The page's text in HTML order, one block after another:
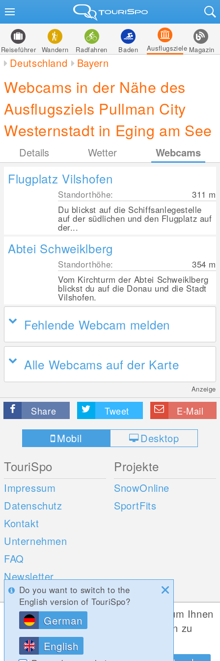
Reiseführer Wandern Radfahren Baden Ausflugsziele Magazin
Deutschland Bayern
Webcams in der Nähe des
Ausflugsziels Pullman City
Westernstadt in Eging am See
Details Wetter Webcams
Flugplatz Vilshofen
Standorthöhe: 311 m
Du blickst auf die Schiffsanlegestelle
auf der südlichen und den Flugplatz auf
der...
Abtei Schweiklberg
Standorthöhe: 354 m
Vom Kirchturm der Abtei Schweiklberg
blickst du auf die Donau und die Stadt
Vilshofen.
Fehlende Webcam melden
Alle Webcams auf der Karte
Anzeige
Share Tweet E-Mail
Mobil Desktop
TouriSpo
Impressum
Datenschutz
Kontakt
Unternehmen
FAQ
Newsletter
Umfragen
Projekte
SnowOnline
SportFits
Mobile Apps Social Web
Do you want to switch to the
English version of TouriSpo?
German
English
Diese Website verwendet Cookies, um Ihnen
die bestmögliche Funktionalität bieten zu
können.